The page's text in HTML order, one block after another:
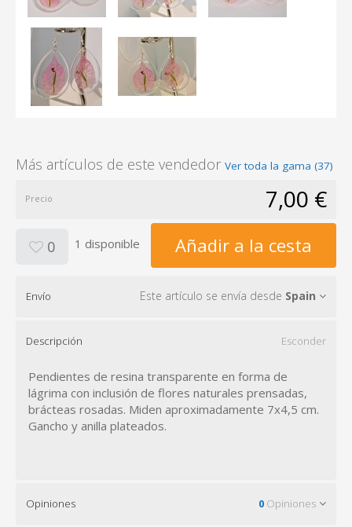
Más artículos de este vendedor Ver toda la gama (37)
Precio 7,00 €
0 1 disponible Añadir a la cesta
Envío Este artículo se envía desde Spain
Descripción Esconder
Pendientes de resina transparente en forma de
lágrima con inclusión de flores naturales prensadas,
brácteas rosadas. Miden aproximadamente 7x4,5 cm.
Gancho y anilla plateados.
Opiniones 0 Opiniones